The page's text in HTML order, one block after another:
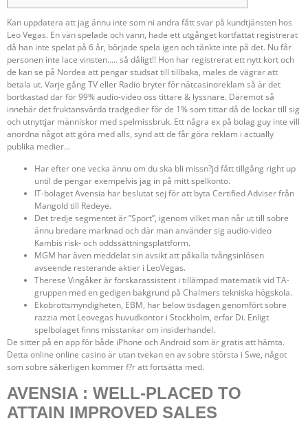
Kan uppdatera att jag ännu inte som ni andra fått svar på kundtjänsten hos
Leo Vegas. En vän spelade och vann, hade ett utgånget kortfattat registrerat
då han inte spelat på 6 år, började spela igen och tänkte inte på det. Nu får
personen inte lace vinsten….. så dåligt!! Hon har registrerat ett nytt kort och
de kan se på Nordea att pengar studsat till tillbaka, males de vägrar att
betala ut. Varje gång TV eller Radio bryter för nätcasinoreklam så är det
bortkastad dar för 99% audio-video oss tittare & lyssnare. Däremot så
innebär det fruktansvärda tradgedier för de 1% som tittar då de lockar till sig
och utnyttjar människor med spelmissbruk. Ett några ex på bolag guy inte vill
anordna något att göra med alls, synd att de får göra reklam i actually
publika medier…
Har efter one vecka ännu om du ska bli missn?jd fått tillgång right up
until de pengar exempelvis jag in på mitt spelkonto.
IT-bolaget Avensia har beslutat sej för att byta Certified Adviser från
Mangold till Redeye.
Det tredje segmentet är ”Sport”, igenom vilket man når ut till sobre
ännu bredare marknad och där man använder sig audio-video
Kambis risk- och oddssättningsplattform.
MGM har även meddelat sin avsikt att påkalla tvångsinlösen
avseende resterande aktier i LeoVegas.
Therese Vingåker är forskarassistent i tillämpad matematik vid TA-
gruppen med en gedigen bakgrund på Chalmers tekniska högskola.
Ekobrottsmyndigheten, EBM, har below tisdagen genomfört sobre
razzia mot Leovegas huvudkontor i Stockholm, erfar Di. Enligt
spelbolaget finns misstankar om insiderhandel.
De sitter på en app för både iPhone och Android som är gratis att hämta.
Detta online online casino är utan tvekan en av sobre största i Swe, något
som sobre säkerligen kommer f?r att fortsätta med.
AVENSIA : WELL-PLACED TO
ATTAIN IMPROVED SALES